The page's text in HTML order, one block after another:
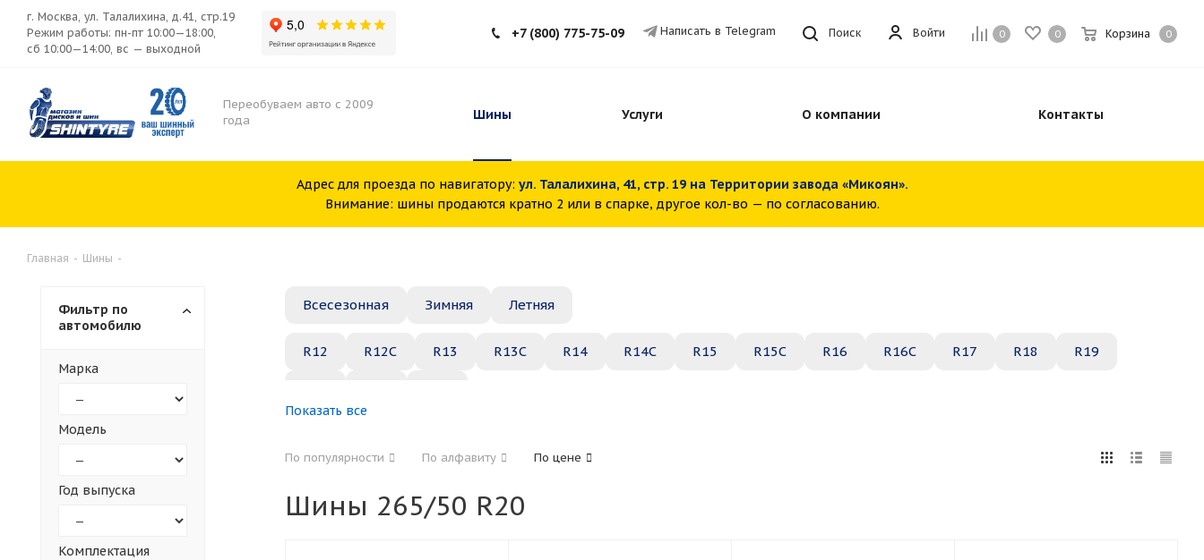
0 0 Корзина 0
Войти
г. Москва, ул. Талалихина, д.41, стр.19
Режим работы: пн-пт 10:00—18:00,
сб 10:00—14:00, вс — выходной
Поиск
+7 (800) 775-75-09 Написать в Telegram
Переобуваем авто с 2009
года
Шины Услуги О компании Контакты
Адрес для проезда по навигатору: ул. Талалихина, 41, стр. 19 на Территории завода «Микоян».
Внимание: шины продаются кратно 2 или в спарке, другое кол-во — по согласованию.
Главная - Шины -
Всесезонная Зимняя Летняя
R12 R12C R13 R13C R14 R14C R15 R15C R16 R16C R17 R18 R19
30 35 40 45 45
Показать все
По популярности По алфавиту По цене
Шины 265/50 R20
Фильтр по
автомобилю
Марка
Модель
Год выпуска
Комплектация